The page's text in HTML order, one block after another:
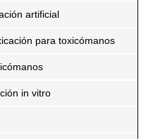
artificial
para toxicómanos
in vitro